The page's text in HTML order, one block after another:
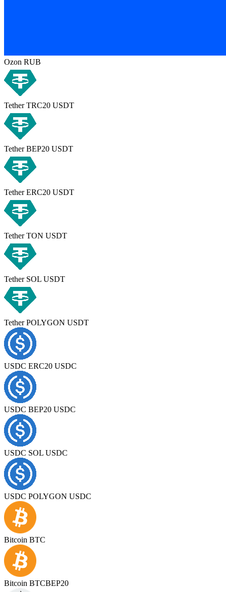
Ozon RUB
Tether TRC20 USDT
Tether BEP20 USDT
Tether ERC20 USDT
Tether TON USDT
Tether SOL USDT
Tether POLYGON USDT
USDC ERC20 USDC
USDC BEP20 USDC
USDC SOL USDC
USDC POLYGON USDC
Bitcoin BTC
Bitcoin BTCBEP20